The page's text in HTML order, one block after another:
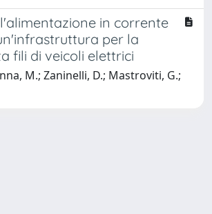
in corrente
per la
fili di veicoli elettrici
M.; Zaninelli, D.; Mastroviti, G.;